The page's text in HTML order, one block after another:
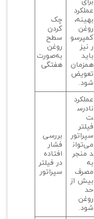
عملکرد
بهینه،
روغن
کمپرسو
ر نیز
باید
همزمان
تعویض
شود.
چک
کردن
سطح
روغن
به‌صورت
هفتگی
عملکرد
نادرس
ت
فیلتر
سپراتور
می‌توان
د منجر
به
مصرف
بیش از
حد
روغن
شود.
بررسی
فشار
افتاده
در فیلتر
سپراتور